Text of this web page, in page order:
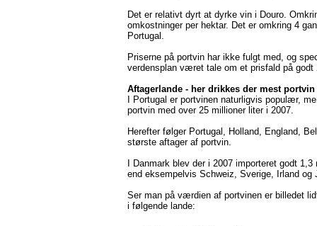
Det er relativt dyrt at dyrke vin i Douro.
omkostninger per hektar. Det er omkring 4
Portugal.
Priserne på portvin har ikke fulgt med, og
verdensplan været tale om et prisfald på godt
Aftagerlande - her drikkes der mest portvin
I Portugal er portvinen naturligvis populær,
portvin med over 25 millioner liter i 2007.
Herefter følger Portugal, Holland, England,
største aftager af portvin.
I Danmark blev der i 2007 importeret godt
end eksempelvis Schweiz, Sverige, Irland og
Ser man på værdien af portvinen er billedet
i følgende lande: